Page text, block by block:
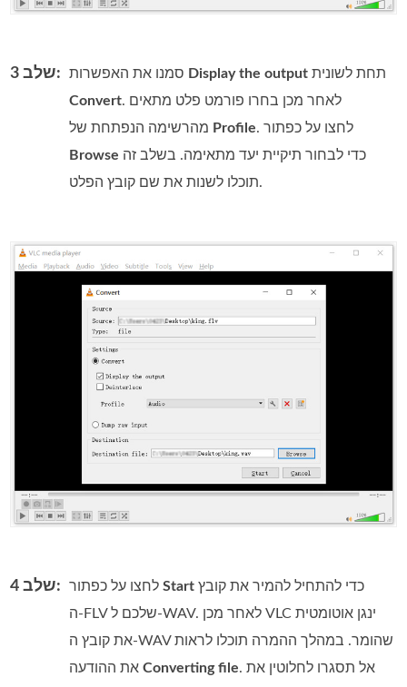
שלב 3: Display the output תחת לשונית
Convert. לאחר מכן בחרו פורמט פלט מתאים
Profile . לחצו על כפתור
Browse
תוכלו לשנות את שם קובץ הפלט.
שלב 4: לחצו על כפתורStart כדי להתחיל להמיר את קובץ
ה‑FLV שלכם ל‑WAV. לאחר מכן VLC ינגן אוטומטית
את קובץ ה‑WAV שהומר. במהלך ההמרה תוכלו לראות
את ההודעהConverting file. אל תסגרו לחלוטין את